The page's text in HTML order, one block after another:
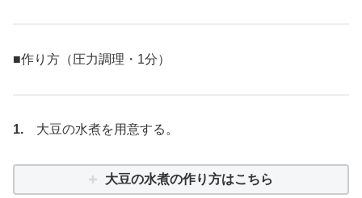
■作り方（圧力調理・1分）
1. 大豆の水煮を用意する。
大豆の水煮の作り方はこちら